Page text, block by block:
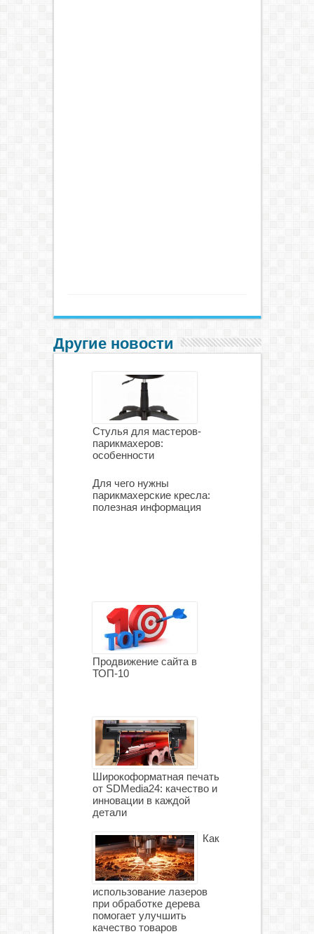
Другие новости
Стулья для мастеров-
парикмахеров:
особенности
Для чего нужны
парикмахерские кресла:
полезная информация
Продвижение сайта в
ТОП-10
Широкоформатная печать
от SDMedia24: качество и
инновации в каждой
детали
Как
использование лазеров
при обработке дерева
помогает улучшить
качество товаров